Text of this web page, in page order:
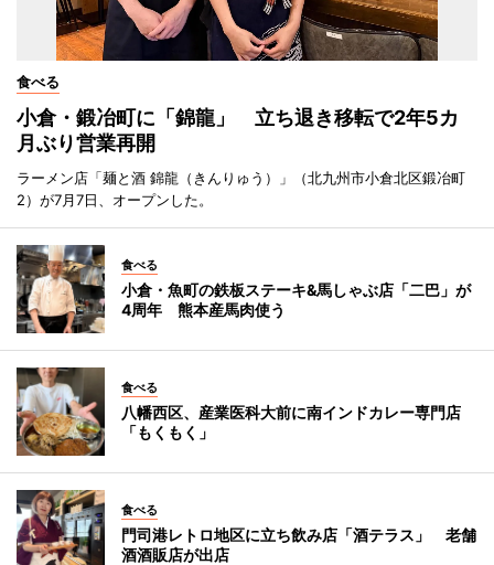
食べる
小倉・鍛冶町に「錦龍」 立ち退き移転で2年5カ
月ぶり営業再開
ラーメン店「麺と酒 錦龍（きんりゅう）」（北九州市小倉北区鍛冶町
2）が7月7日、オープンした。
食べる
小倉・魚町の鉄板ステーキ&馬しゃぶ店「二巴」が
4周年 熊本産馬肉使う
食べる
八幡西区、産業医科大前に南インドカレー専門店
「もくもく」
食べる
門司港レトロ地区に立ち飲み店「酒テラス」 老舗
酒酒販店が出店